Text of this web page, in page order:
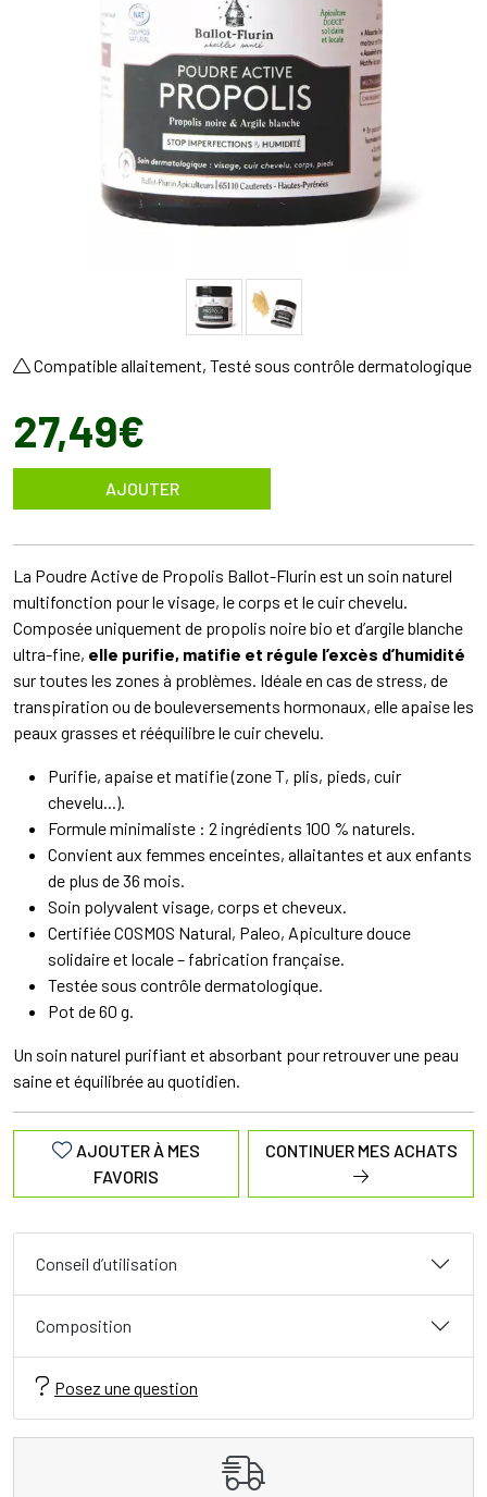
Compatible allaitement, Testé sous contrôle dermatologique
27,49€
AJOUTER
La Poudre Active de Propolis Ballot-Flurin est un soin naturel
multifonction pour le visage, le corps et le cuir chevelu.
Composée uniquement de propolis noire bio et d’argile blanche
ultra-fine, elle purifie, matifie et régule l’excès d’humidité
sur toutes les zones à problèmes. Idéale en cas de stress, de
transpiration ou de bouleversements hormonaux, elle apaise les
peaux grasses et rééquilibre le cuir chevelu.
Purifie, apaise et matifie (zone T, plis, pieds, cuir
chevelu...).
Formule minimaliste : 2 ingrédients 100 % naturels.
Convient aux femmes enceintes, allaitantes et aux enfants
de plus de 36 mois.
Soin polyvalent visage, corps et cheveux.
Certifiée COSMOS Natural, Paleo, Apiculture douce
solidaire et locale – fabrication française.
Testée sous contrôle dermatologique.
Pot de 60 g.
Un soin naturel purifiant et absorbant pour retrouver une peau
saine et équilibrée au quotidien.
AJOUTER À MES
FAVORIS
CONTINUER MES ACHATS
Conseil d’utilisation
Composition
Posez une question